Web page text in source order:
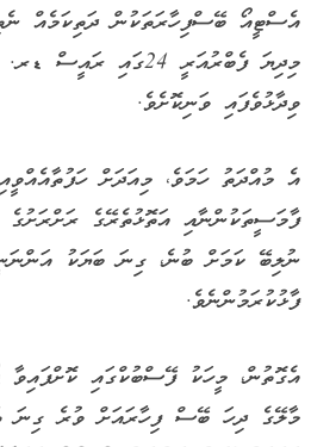
އެސްޓީއޯ ބޭސްފިހާރަތަކުން ދަތިކަމެއް
މިދިޔަ ފެބްރުއަރީ 24ގައި
ވިދާޅުވެފައި ވަނިކޮށެވެ.
އެ މުއްދަތު ހަމަވެ، މިއަދަށް
ފާމަސީތަކުންނާއި އަތޮޅުތެރޭގެ
ނުލިބޭ ކަމަށް ބުނެ، ގިނަ ބަޔަކު
ފާޅުކުރަމުންނެވެ.
އެގޮތުން، މީހަކު ފޭސްބުކްގައި
މާލޭގެ ދިހަ ބޭސް ފިހާރައަށް ވުރެ ގިނަ